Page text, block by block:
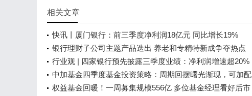
相关文章
快讯丨厦门银行：前三季度净利润18亿元 同比增长19%
银行理财子公司主题产品迭出 养老和专精特新成争夺热点
行业观 | 四家银行预先披露三季度业绩：净利润增速超20%
不良贷款率均在1%以下
中加基金四季度基金投资策略：周期回摆曙光渐现，可加配
权益资产
权益基金回暖！一周募集规模556亿 多位基金经理看好后市